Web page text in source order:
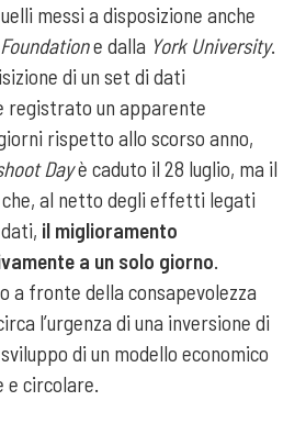
messi a disposizione anche
e dalla York University.
di un set di dati
registrato un apparente
rispetto allo scorso anno,
Dayè caduto il 28 luglio, ma il
al netto degli effetti legati
il miglioramento
a un solo giorno.
a fronte della consapevolezza
l’urgenza di una inversione di
di un modello economico
e circolare.